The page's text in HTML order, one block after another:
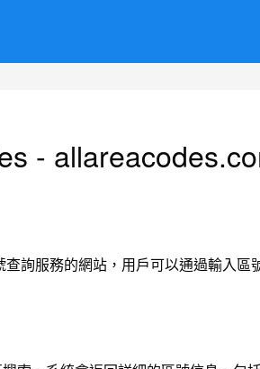
-
詢服務的網站，用戶可以通過輸入區